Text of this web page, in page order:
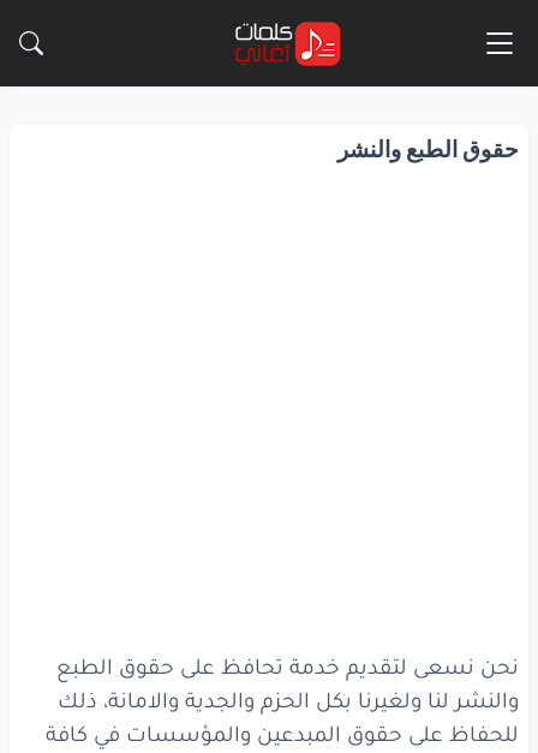
حقوق الطبع والنشر
نحن نسعى لتقديم خدمة تحافظ على حقوق الطبع
والنشر لنا ولغيرنا بكل الحزم والجدية والامانة، ذلك
للحفاظ على حقوق المبدعين والمؤسسات في كافة